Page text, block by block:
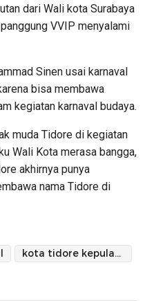
dari Wali kota Surabaya
VVIP menyalami
Sinen usai karnaval
bisa membawa
kegiatan karnaval budaya.
muda Tidore di kegiatan
Wali Kota merasa bangga,
akhirnya punya
nama Tidore di
kota tidore kepulauan